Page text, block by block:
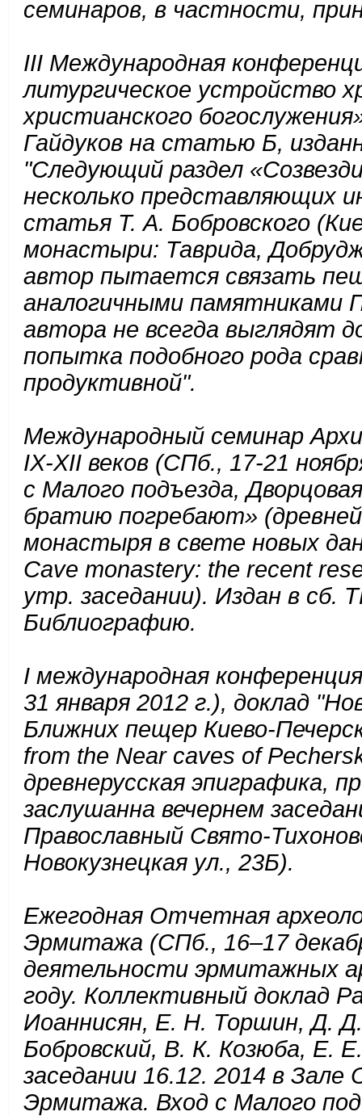
семинаров, в частности,
III Международная
литургическое устройство
христианского
Гайдуков на статью Б,
"Следующий раздел
несколько представляющих
статья Т. А. Бобровского
монастыри: Таврида,
автор пытается связать
аналогичными памятниками
автора не всегда выглядят
попытка подобного рода
продуктивной".
Международный семинар
IX-XII веков (СПб., 17-21
с Малого подъезда,
братию погребают»
монастыря в свете новых
Cave monastery: the recent
утр. заседании). Издан в сб.
Библиографию.
I международная
31 января 2012 г.), доклад
Ближних пещер Киево-
from the Near caves of
древнерусская эпиграфика,
заслушанна вечернем
Православный Свято-
Новокузнецкая ул., 23Б).
Ежегодная Отчетная
Эрмитажа (СПб., 16–17
деятельности эрмитажных
году. Коллективный доклад
Иоаннисян, Е. Н. Торшин, Д.
Бобровский, В. К. Козюба, Е.
заседании 16.12. 2014 в Зале
Эрмитажа. Вход с Малого